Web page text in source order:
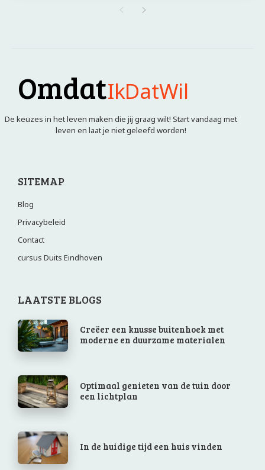
OmdatIkDatWil
De keuzes in het leven maken die jij graag wilt! Start vandaag met
leven en laat je niet geleefd worden!
SITEMAP
Blog
Privacybeleid
Contact
cursus Duits Eindhoven
LAATSTE BLOGS
Creëer een knusse buitenhoek met
moderne en duurzame materialen
Optimaal genieten van de tuin door
een lichtplan
In de huidige tijd een huis vinden